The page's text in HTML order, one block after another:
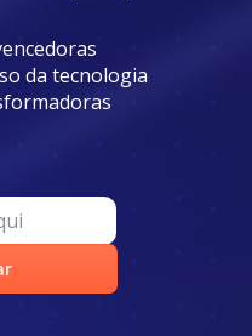
da tecnologia